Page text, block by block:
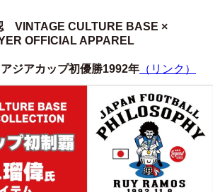
VINTAGE CULTURE BASE ×
OFFICIAL APPAREL
ジアカップ初優勝1992年 （リンク）